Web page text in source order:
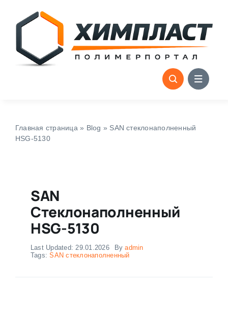
content
Главная страница » Blog » SAN стеклонаполненный
HSG-5130
SAN
Стеклонаполненный
HSG-5130
Last Updated: 29.01.2026 Byadmin
Tags:SAN стеклонаполненный